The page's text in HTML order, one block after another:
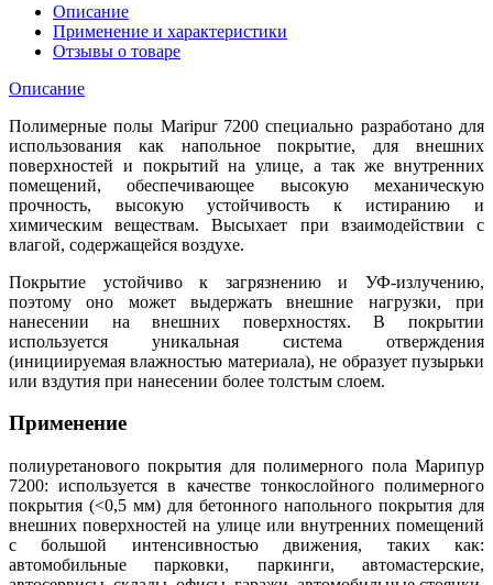
Описание
Применение и характеристики
Отзывы о товаре
Описание
Полимерные полы Maripur 7200 специально разработано для
использования как напольное покрытие, для внешних
поверхностей и покрытий на улице, а так же внутренних
помещений, обеспечивающее высокую механическую
прочность, высокую устойчивость к истиранию и
химическим веществам. Высыхает при взаимодействии с
влагой, содержащейся воздухе.
Покрытие устойчиво к загрязнению и УФ-излучению,
поэтому оно может выдержать внешние нагрузки, при
нанесении на внешних поверхностях. В покрытии
используется уникальная система отверждения
(инициируемая влажностью материала), не образует пузырьки
или вздутия при нанесении более толстым слоем.
Применение
полиуретанового покрытия для полимерного пола Марипур
7200: используется в качестве тонкослойного полимерного
покрытия (<0,5 мм) для бетонного напольного покрытия для
внешних поверхностей на улице или внутренних помещений
с большой интенсивностью движения, таких как:
автомобильные парковки, паркинги, автомастерские,